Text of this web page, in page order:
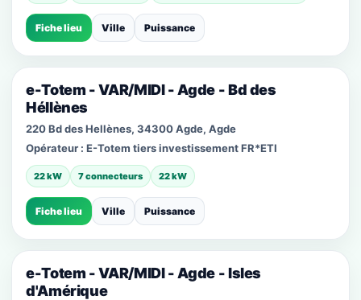
Fiche lieu Ville Puissance
e-Totem - VAR/MIDI - Agde - Bd des
Héllènes
220 Bd des Hellènes, 34300 Agde, Agde
Opérateur : E-Totem tiers investissement FR*ETI
22 kW 7 connecteurs 22 kW
Fiche lieu Ville Puissance
e-Totem - VAR/MIDI - Agde - Isles
d'Amérique